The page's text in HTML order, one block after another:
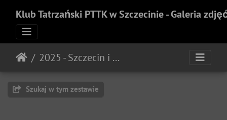
Klub Tatrzański PTTK w Szczecinie - Galeria
2025 - Szczecin i okolice
Szukaj w tym zestawie